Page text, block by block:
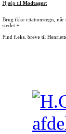
Hjælp til Modtager:
Brug ikke citationstegn, når
stedet +:
Find f.eks. breve til